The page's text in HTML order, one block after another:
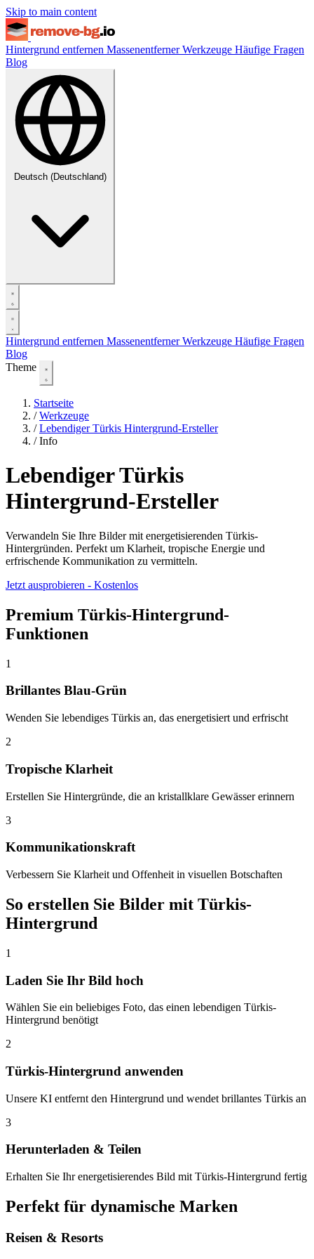
Skip to main content
Hintergrund entfernen MassenentfernerWerkzeuge Häufige Fragen
Blog
Deutsch (Deutschland)
Hintergrund entfernen MassenentfernerWerkzeuge Häufige Fragen
Blog
Theme
Startseite
/ Werkzeuge
/ Lebendiger Türkis Hintergrund-Ersteller
/ Info
Lebendiger Türkis
Hintergrund-Ersteller
Verwandeln Sie Ihre Bilder mit energetisierenden Türkis-
Hintergründen. Perfekt um Klarheit, tropische Energie und
erfrischende Kommunikation zu vermitteln.
Jetzt ausprobieren - Kostenlos
Premium Türkis-Hintergrund-
Funktionen
1
Brillantes Blau-Grün
Wenden Sie lebendiges Türkis an, das energetisiert und erfrischt
2
Tropische Klarheit
Erstellen Sie Hintergründe, die an kristallklare Gewässer erinnern
3
Kommunikationskraft
Verbessern Sie Klarheit und Offenheit in visuellen Botschaften
So erstellen Sie Bilder mit Türkis-
Hintergrund
1
Laden Sie Ihr Bild hoch
Wählen Sie ein beliebiges Foto, das einen lebendigen Türkis-
Hintergrund benötigt
2
Türkis-Hintergrund anwenden
Unsere KI entfernt den Hintergrund und wendet brillantes Türkis an
3
Herunterladen & Teilen
Erhalten Sie Ihr energetisierendes Bild mit Türkis-Hintergrund fertig
Perfekt für dynamische Marken
Reisen & Resorts